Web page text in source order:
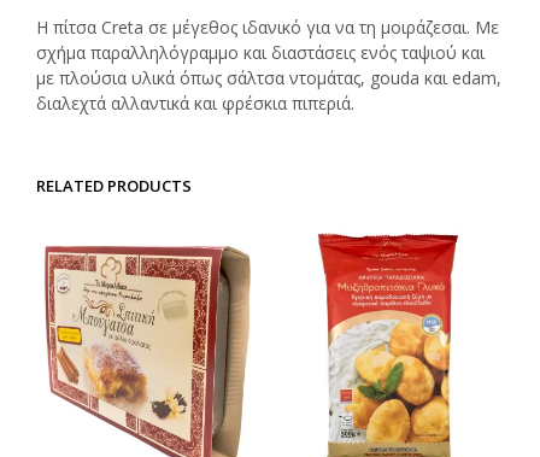
Η πίτσα Creta σε μέγεθος ιδανικό για να τη μοιράζεσαι. Με
σχήμα παραλληλόγραμμο και διαστάσεις ενός ταψιού και
με πλούσια υλικά όπως σάλτσα ντομάτας, gouda και edam,
διαλεχτά αλλαντικά και φρέσκια πιπεριά.
RELATED PRODUCTS